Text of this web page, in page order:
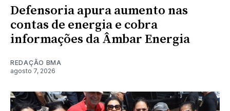
Defensoria apura aumento nas
contas de energia e cobra
informações da Âmbar Energia
REDAÇÃO BMA
agosto 7, 2026